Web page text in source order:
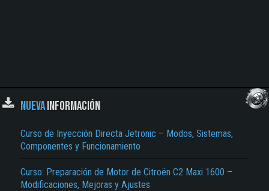
NUEVAINFORMACIÓN
Curso de Inyección Directa Jetronic – Modos, Sistemas,
Componentes y Funcionamiento
Curso: Preparación de Motor de Citroën C2 Maxi 1600 –
Modificaciones, Mejoras y Ajustes